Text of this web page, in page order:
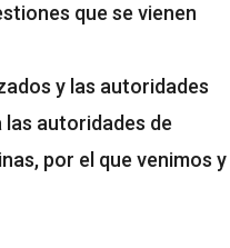
que se vienen
y las autoridades
autoridades de
por el que venimos y